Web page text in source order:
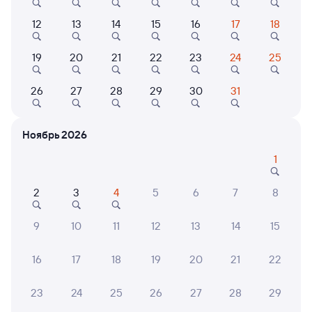
Выберите дату
082И Проходящий 7,7
из Москвы Казанской
в Улан-Удэ Пасс.
10:22 13:41
1 д 2 ч 19 м в пути
Маршрут
от 6 ⁠331 ⁠₽ 10 ⁠020 ⁠₽
Выберите дату
12 13 14 15 16 17 18
19 20 21 22 23 24 25
26 27 28 29 30 31
Ноябрь 2026
1
2 3 4 5 6 7 8
9 10 11 12 13 14 15
16 17 18 19 20 21 22
23 24 25 26 27 28 29